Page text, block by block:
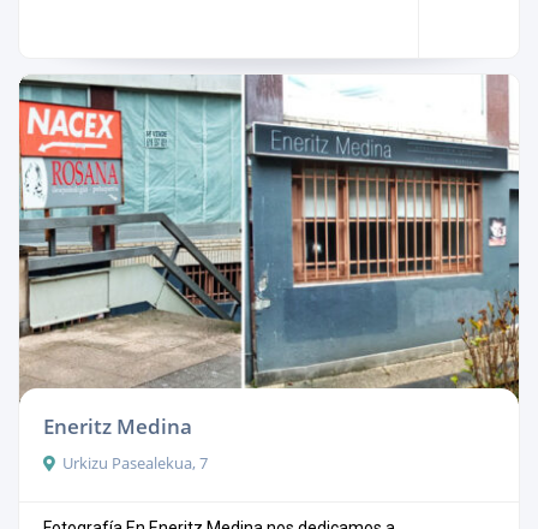
Eneritz Medina
Urkizu Pasealekua, 7